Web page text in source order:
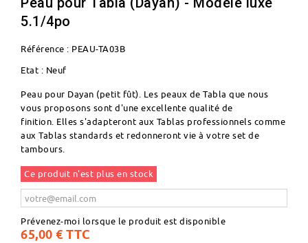
5.1/4po
Référence : PEAU-TA03B
Etat : Neuf
Peau pour Dayan (petit fût). Les peaux de Tabla que nous
vous proposons sont d'une excellente qualité de
finition. Elles s'adapteront aux Tablas professionnels comme
aux Tablas standards et redonneront vie à votre set de
tambours.
Ce produit n'est plus en stock
Prévenez-moi lorsque le produit est disponible
65,00 € TTC